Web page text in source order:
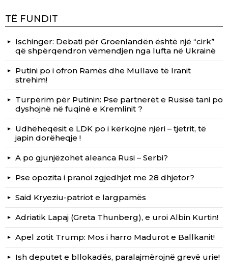
TË FUNDIT
Ischinger: Debati për Groenlandën është një “cirk”
që shpërqendron vëmendjen nga lufta në Ukrainë
Putini po i ofron Ramës dhe Mullave të Iranit
strehim!
Turpërim për Putinin: Pse partnerët e Rusisë tani po
dyshojnë në fuqinë e Kremlinit ?
Udhëheqësit e LDK po i kërkojnë njëri – tjetrit, të
japin dorëheqje !
A po gjunjëzohet aleanca Rusi – Serbi?
Pse opozita i pranoi zgjedhjet me 28 dhjetor?
Said Kryeziu-patriot e largpamës
Adriatik Lapaj (Greta Thunberg), e uroi Albin Kurtin!
Apel zotit Trump: Mos i harro Madurot e Ballkanit!
Ish deputet e bllokadës, paralajmërojnë grevë urie!